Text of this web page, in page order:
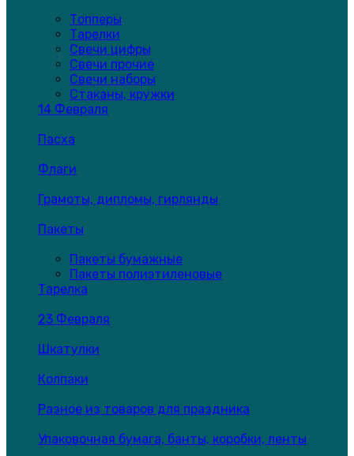
Топперы
Тарелки
Свечи цифры
Свечи прочие
Свечи наборы
Стаканы, кружки
14 Февраля
Пасха
Флаги
Грамоты, дипломы, гирлянды
Пакеты
Пакеты бумажные
Пакеты полиэтиленовые
Тарелка
23 Февраля
Шкатулки
Колпаки
Разное из товаров для праздника
Упаковочная бумага, банты, коробки, ленты